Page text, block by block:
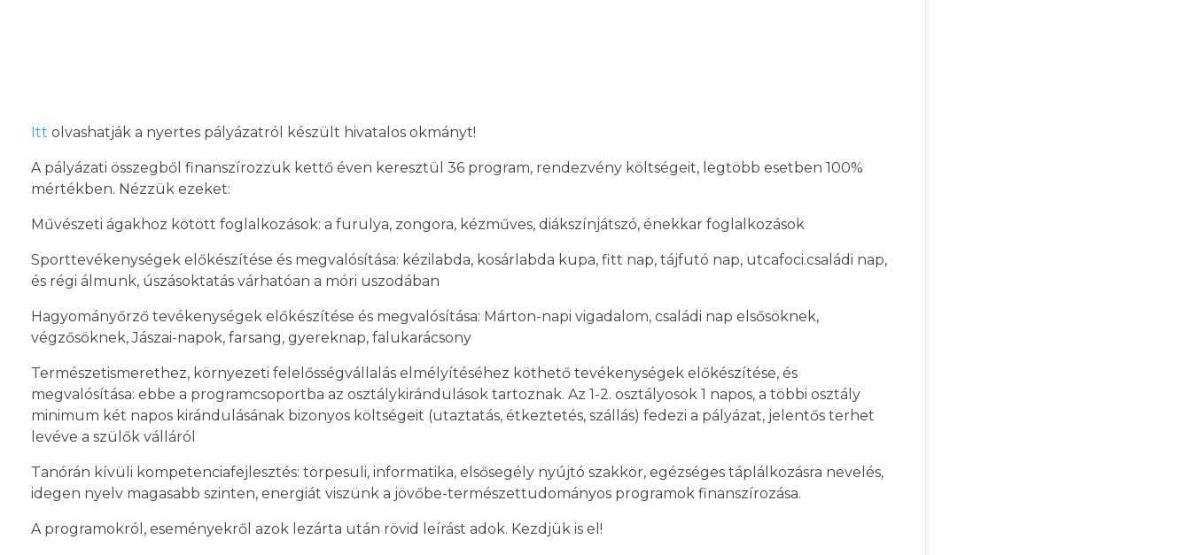
Itt olvashatják a nyertes pályázatról készült hivatalos okmányt!
A pályázati összegből finanszírozzuk kettő éven keresztül 36 program, rendezvény költségeit, legtöbb esetben 100%
mértékben. Nézzük ezeket:
Művészeti ágakhoz kötött foglalkozások: a furulya, zongora, kézműves, diákszínjátszó, énekkar foglalkozások
Sporttevékenységek előkészítése és megvalósítása: kézilabda, kosárlabda kupa, fitt nap, tájfutó nap, utcafoci.családi nap,
és régi álmunk, úszásoktatás várhatóan a móri uszodában
Hagyományőrző tevékenységek előkészítése és megvalósítása: Márton-napi vigadalom, családi nap elsősöknek,
végzősöknek, Jászai-napok, farsang, gyereknap, falukarácsony
Természetismerethez, környezeti felelősségvállalás elmélyítéséhez köthető tevékenységek előkészítése, és
megvalósítása: ebbe a programcsoportba az osztálykirándulások tartoznak. Az 1-2. osztályosok 1 napos, a többi osztály
minimum két napos kirándulásának bizonyos költségeit (utaztatás, étkeztetés, szállás) fedezi a pályázat, jelentős terhet
levéve a szülők válláról
Tanórán kívüli kompetenciafejlesztés: törpesuli, informatika, elsősegély nyújtó szakkör, egézséges táplálkozásra nevelés,
idegen nyelv magasabb szinten, energiát viszünk a jövőbe-természettudományos programok finanszírozása.
A programokról, eseményekről azok lezárta után rövid leírást adok. Kezdjük is el!